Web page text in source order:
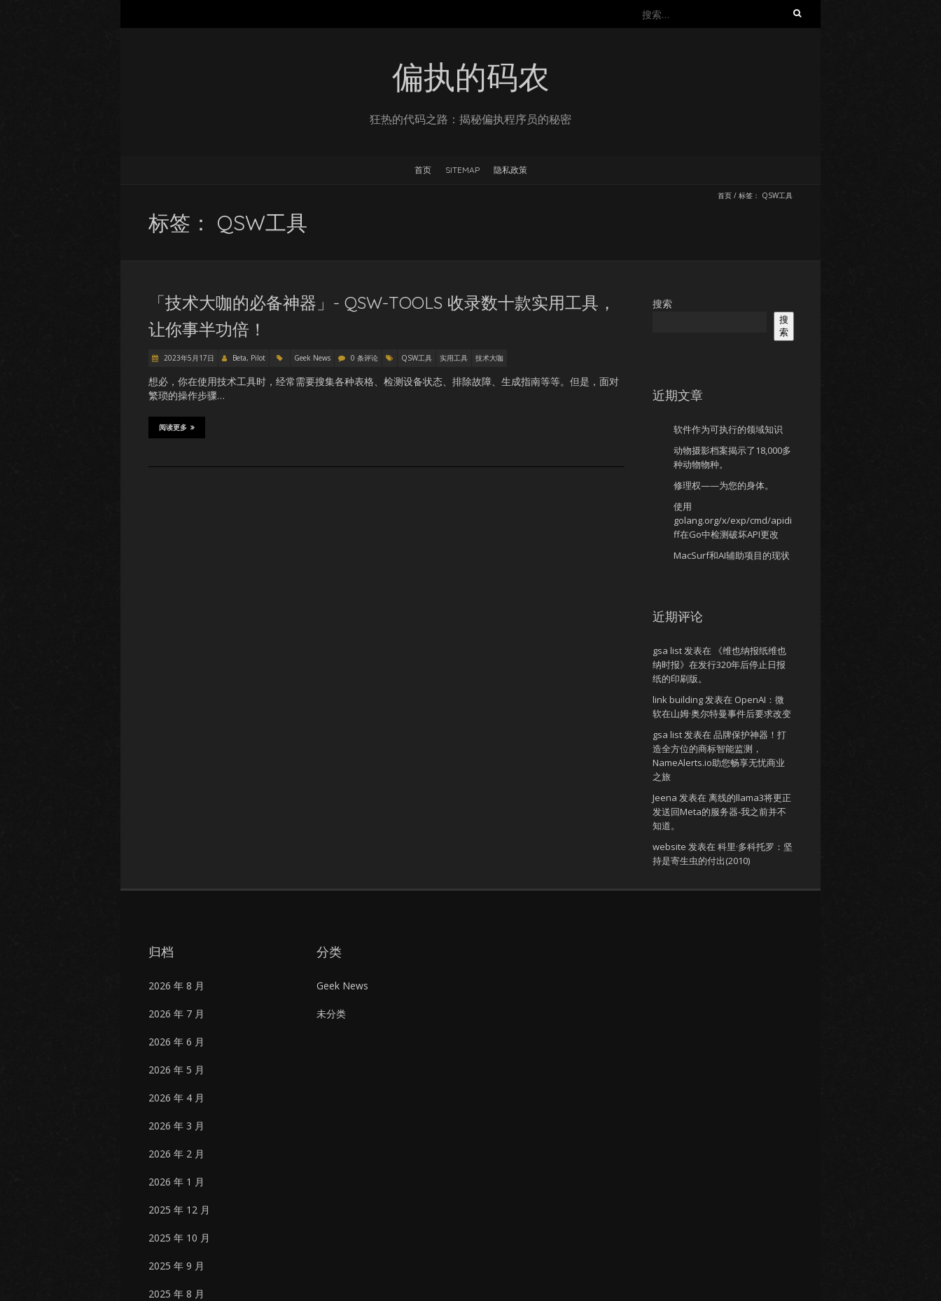
搜
偏执的码农
狂热的代码之路：揭秘偏执程序员的秘密
首页 SITEMAP 隐私政策
首页 / 标签： QSW工具
标签： QSW工具
「技术大咖的必备神器」- QSW-TOOLS 收录数十款实用工具，
让你事半功倍！
2023年5月17日 Beta, Pilot Geek News 0 条评论 QSW工具 实用工具 技术大咖
想必，你在使用技术工具时，经常需要搜集各种表格、检测设备状态、排除故障、生成指南等等。但是，面对
繁琐的操作步骤…
阅读更多
搜索
搜
索
近期文章
软件作为可执行的领域知识
动物摄影档案揭示了18,000多
种动物物种。
修理权——为您的身体。
使用
golang.org/x/exp/cmd/apidi
ff在Go中检测破坏API更改
MacSurf和AI辅助项目的现状
近期评论
gsa list发表在
《维也纳报纸维也
纳时报》在发行320年后停止日报
纸的印刷版。
link building发表在 OpenAI：微
软在山姆·奥尔特曼事件后要求改变
gsa list发表在 品牌保护神器！打
造全方位的商标智能监测，
NameAlerts.io助您畅享无忧商业
之旅
Jeena 发表在 离线的llama3将更正
发送回Meta的服务器-我之前并不
知道。
website 发表在 科里·多科托罗：坚
持是寄生虫的付出(2010)
归档
2026 年 8 月
2026 年 7 月
2026 年 6 月
2026 年 5 月
2026 年 4 月
2026 年 3 月
2026 年 2 月
2026 年 1 月
2025 年 12 月
2025 年 10 月
2025 年 9 月
2025 年 8 月
分类
Geek News
未分类